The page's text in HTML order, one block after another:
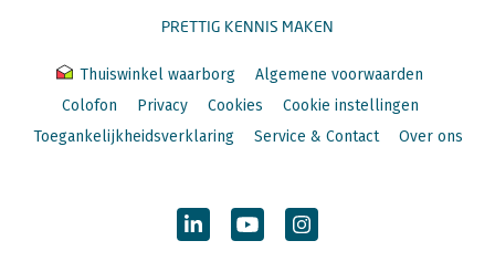
PRETTIG KENNIS MAKEN
Thuiswinkel waarborg
Algemene voorwaarden
Colofon
Privacy Cookies
Cookie instellingen
Toegankelijkheidsverklaring
Service & Contact Over ons